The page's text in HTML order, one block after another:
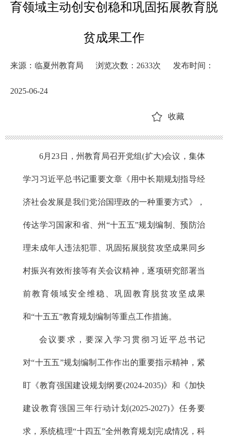
育领域主动创安创稳和巩固拓展教育脱
贫成果工作
来源：临夏州教育局 浏览次数： 2633次 发布时间：
2025-06-24
收藏
6月23日，州教育局召开党组(扩大)会议，集体
学习习近平总书记重要文章《用中长期规划指导经
济社会发展是我们党治国理政的一种重要方式》，
传达学习国家和省、州“十五五”规划编制、预防治
理未成年人违法犯罪、巩固拓展脱贫攻坚成果同乡
村振兴有效衔接等有关会议精神，逐项研究部署当
前教育领域安全维稳、巩固教育脱贫攻坚成果
和“十五五”教育规划编制等重点工作措施。
会议要求，要深入学习贯彻习近平总书记
对“十五五”规划编制工作作出的重要指示精神，紧
盯《教育强国建设规划纲要(2024-2035)》和《加快
建设教育强国三年行动计划(2025-2027)》任务要
求，系统梳理“十四五”全州教育规划完成情况，科